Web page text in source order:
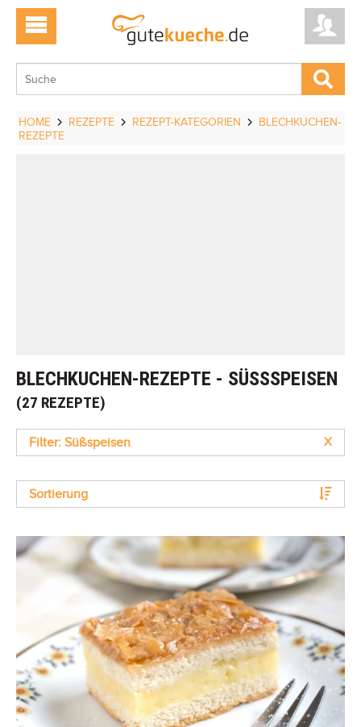
HOME REZEPTE REZEPT-KATEGORIEN
BLECHKUCHEN-
REZEPTE
BLECHKUCHEN-REZEPTE - SÜSSSPEISEN
(27 REZEPTE)
Filter: Süßspeisen X
Sortierung